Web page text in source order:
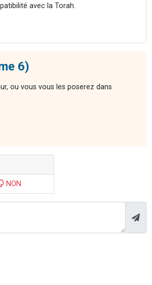
avec la Torah.
6)
ou vous vous les poserez dans
NON